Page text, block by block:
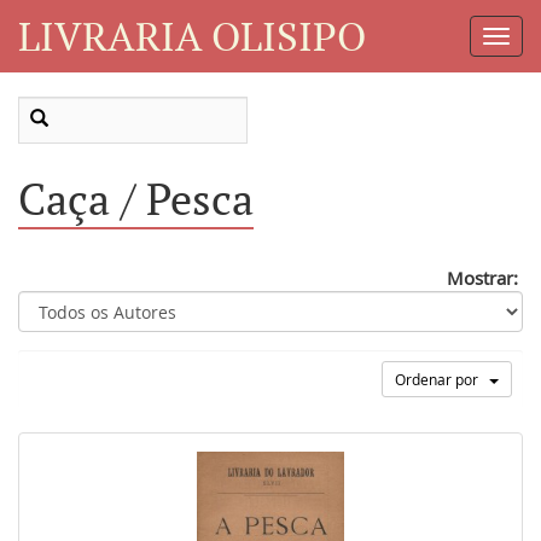
LIVRARIA OLISIPO
Caça / Pesca
Mostrar:
Ordenar por